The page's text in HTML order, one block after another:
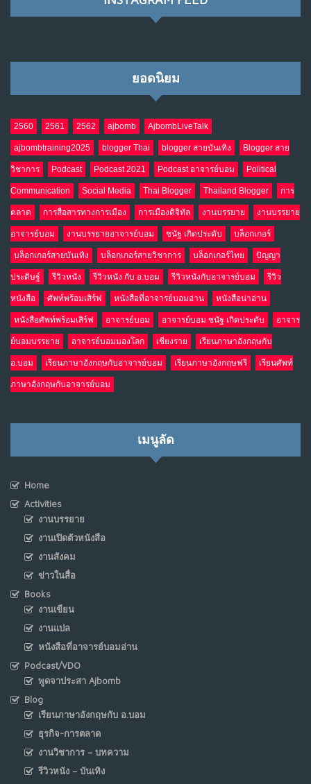
เมื่อโลกออนไลน์ กลายเป็น“ศาลเตี้ย”
9
NO COMMENTS
10 อินโดนีเซีย กับเกมอำนาจที่มองไม่เห็น
เม.ย. 19, 2026
NO COMMENTS
ยอดนิยม
2560 2561 2562 ajbomb AjbombLiveTalk
ajbombtraining2025 blogger Thai blogger สายบันเทิง Blogger สาย
วิชาการ Podcast Podcast 2021 Podcast อาจารย์บอม Political
Communication Social Media Thai Blogger Thailand Blogger การ
ตลาด การสื่อสารทางการเมือง การเมืองดิจิทัล งานบรรยาย งานบรรยาย
อาจารย์บอม งานบรรยายอาจารย์บอม ชนัฐ เกิดประดับ บล็อกเกอร์
บล็อกเกอร์สายบันเทิง บล็อกเกอร์สายวิชาการ บล็อกเกอร์ไทย ปัญญา
ประดิษฐ์ รีวิวหนัง รีวิวหนัง กับ อ.บอม รีวิวหนังกับอาจารย์บอม รีวิว
หนังสือ ศัพท์พร้อมเสิร์ฟ หนังสือที่อาจารย์บอมอ่าน หนังสือน่าอ่าน
หนังสือศัพท์พร้อมเสิร์ฟ อาจารย์บอม อาจารย์บอม ชนัฐ เกิดประดับ อาจาร
ย์บอมบรรยาย อาจารย์บอมมองโลก เชียงราย เรียนภาษาอังกฤษกับ
อ.บอม เรียนภาษาอังกฤษกับอาจารย์บอม เรียนภาษาอังกฤษฟรี เรียนศัพท์
ภาษาอังกฤษกับอาจารย์บอม
เมนูลัด
Home
Activities
งานบรรยาย
งานเปิดตัวหนังสือ
งานสังคม
ข่าวในสื่อ
Books
งานเขียน
งานแปล
หนังสือที่อาจารย์บอมอ่าน
Podcast/VDO
พูดจาประสา Ajbomb
Blog
เรียนภาษาอังกฤษกับ อ.บอม
ธุรกิจ-การตลาด
งานวิชาการ – บทความ
รีวิวหนัง – บันเทิง